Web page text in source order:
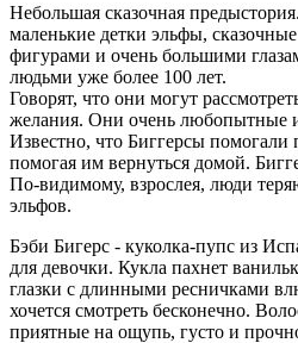
Небольшая сказочная
маленькие детки эльфы,
фигурами и очень большими
людьми уже более 100 лет.
Говорят, что они могут
желания. Они очень любопытные
Известно, что Биггерсы помогали
помогая им вернуться домой.
По-видимому, взрослея, люди
эльфов.
Бэби Бигерс - куколка-пупс из
для девочки. Кукла пахнет
глазки с длинными ресничками
хочется смотреть бесконечно.
приятные на ощупь, густо и